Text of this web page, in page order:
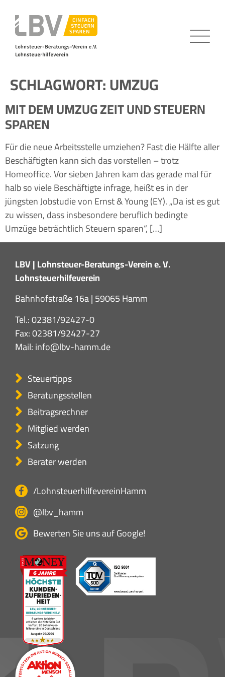
SCHLAGWORT:UMZUG
MIT DEM UMZUG ZEIT UND STEUERN
SPAREN
Für die neue Arbeitsstelle umziehen? Fast die Hälfte aller
Beschäftigten kann sich das vorstellen – trotz
Homeoffice. Vor sieben Jahren kam das gerade mal für
halb so viele Beschäftigte infrage, heißt es in der
jüngsten Jobstudie von Ernst & Young (EY). „Da ist es gut
zu wissen, dass insbesondere beruflich bedingte
Umzüge beträchtlich Steuern sparen“, […]
LBV | Lohnsteuer-Beratungs-Verein e. V.
Lohnsteuerhilfeverein
Bahnhofstraße 16a | 59065 Hamm
Tel.:02381/92427-0
Fax: 02381/92427-27
Mail:info@lbv-hamm.de
Steuertipps
Beratungsstellen
Beitragsrechner
Mitglied werden
Satzung
Berater werden
/LohnsteuerhilfevereinHamm
@lbv_hamm
Bewerten Sie uns auf Google!